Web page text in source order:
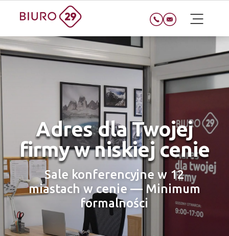
Adres dla Twojej
firmy w niskiej cenie
Sale konferencyjne w 12
miastach w cenie — Minimum
formalności